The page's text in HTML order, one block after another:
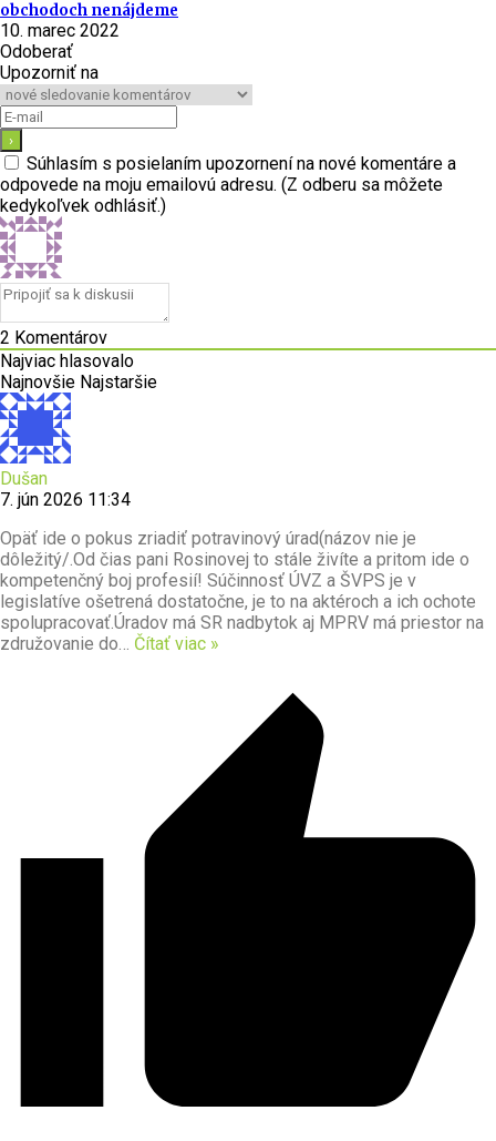
obchodoch nenájdeme
10. marec 2022
Odoberať
Upozorniť na
Súhlasím s posielaním upozornení na nové komentáre a
odpovede na moju emailovú adresu. (Z odberu sa môžete
kedykoľvek odhlásiť.)
2 Komentárov
Najviac hlasovalo
Najnovšie Najstaršie
Dušan
7. jún 2026 11:34
Opäť ide o pokus zriadiť potravinový úrad(názov nie je
dôležitý/.Od čias pani Rosinovej to stále živíte a pritom ide o
kompetenčný boj profesií! Súčinnosť ÚVZ a ŠVPS je v
legislatíve ošetrená dostatočne, je to na aktéroch a ich ochote
spolupracovať.Úradov má SR nadbytok aj MPRV má priestor na
združovanie do… Čítať viac »